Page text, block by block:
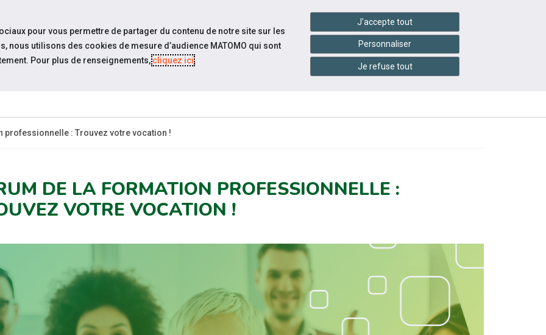
Accessibilité handshake Services en ligne
QUI SOMMES-
ESPACE
ÉVÉNEMENTS
PRATIQUES
professionnelle : Trouvez votre vocation !
DE LA FORMATION PROFESSIONNELLE :
VOTRE VOCATION !
pour vous permettre de partager du contenu de notre site sur les
nous utilisons des cookies de mesure d’audience MATOMO qui sont
Pour plus de renseignements,cliquez ici.
J'accepte tout
Personnaliser
Je refuse tout